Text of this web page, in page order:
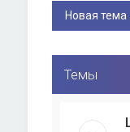
Новая тема
Темы